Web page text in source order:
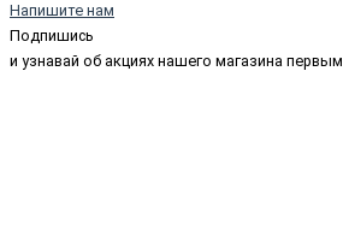
Напишите нам
Подпишись
и узнавай об акциях нашего магазина первым